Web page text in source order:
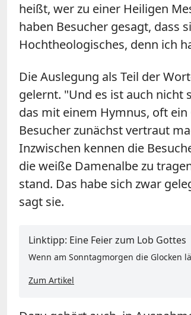
heißt, wer zu einer Heiligen
haben Besucher gesagt, dass
Hochtheologisches, denn ich
Die Auslegung als Teil der
gelernt. "Und es ist auch nicht
das mit einem Hymnus, oft
Besucher zunächst vertraut
Inzwischen kennen die
die weiße Damenalbe zu
stand. Das habe sich zwar
sagt sie.
Linktipp: Eine Feier zum Lob Gottes
Wenn am Sonntagmorgen die Glocken
Zum Artikel